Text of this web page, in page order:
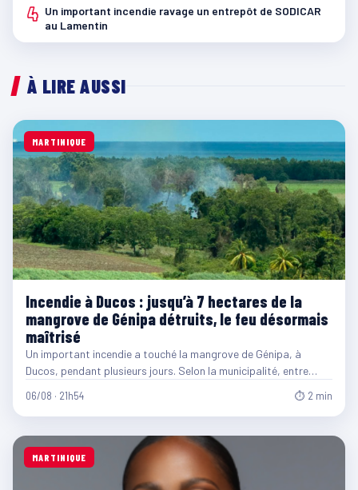
4 Un important incendie ravage un entrepôt de SODICAR
au Lamentin
À LIRE AUSSI
MARTINIQUE
Incendie à Ducos : jusqu’à 7 hectares de la
mangrove de Génipa détruits, le feu désormais
maîtrisé
Un important incendie a touché la mangrove de Génipa, à
Ducos, pendant plusieurs jours. Selon la municipalité, entre…
06/08 · 21h54 ⏱ 2 min
MARTINIQUE